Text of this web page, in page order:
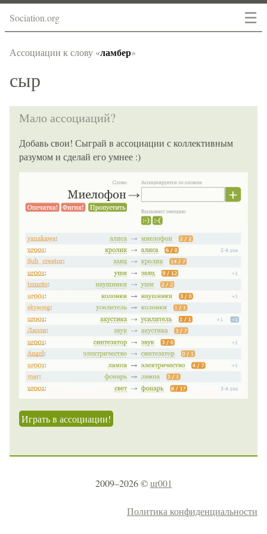
☰
Sociation.org
Ассоциации к слову «ламбер»
сыр
Мало ассоциаций?
Добавь свои! Сыграй в ассоциации с коллективным
разумом и сделай его умнее :)
Играть в ассоциации!
2009–2026 ©ur001
Политика конфиденциальности